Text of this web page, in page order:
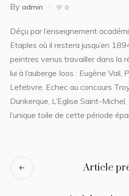
By admin 0
Déçu par l’enseignement
Etaples où il restera jusqu’en
peintres venus travailler dans la
lui à l’auberge Ioos : Eugène Vail,
Lefebvre. Echec au concours
Dunkerque, L’Eglise Saint-
l’unique toile de cette période
Article